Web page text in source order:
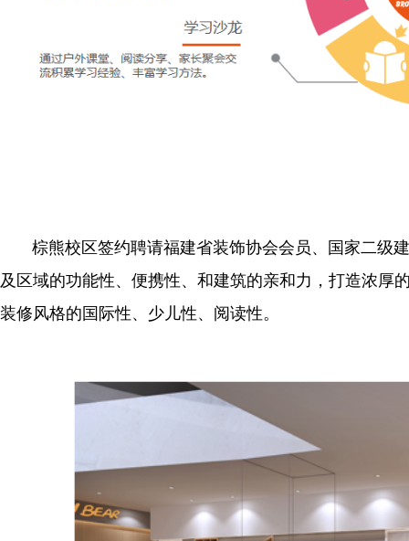
棕熊校区签约聘请福建省装饰协会会员、国家二级
及区域的功能性、便携性、和建筑的亲和力，打造浓厚
装修风格的国际性、少儿性、阅读性。